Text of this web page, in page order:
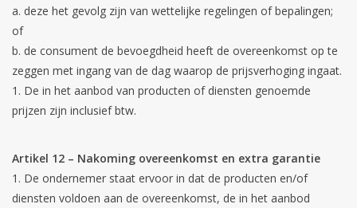
a. deze het gevolg zijn van wettelijke regelingen of bepalingen;
of
b. de consument de bevoegdheid heeft de overeenkomst op te
zeggen met ingang van de dag waarop de prijsverhoging ingaat.
De in het aanbod van producten of diensten genoemde
prijzen zijn inclusief btw.
Artikel 12 – Nakoming overeenkomst en extra garantie
De ondernemer staat ervoor in dat de producten en/of
diensten voldoen aan de overeenkomst, de in het aanbod